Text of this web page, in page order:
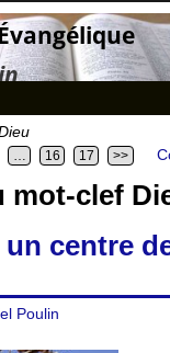
… 16 17 >>
mot-clef
un centre
Poulin